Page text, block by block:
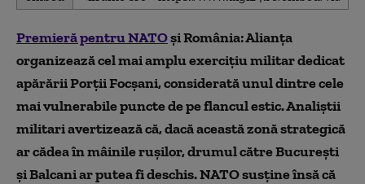
seconds
Premieră pentru NATOși România: Alianța
organizează cel mai amplu exercițiu militar dedicat
apărării Porții Focșani, considerată unul dintre cele
mai vulnerabile puncte de pe flancul estic. Analiștii
militari avertizează că, dacă această zonă strategică
ar cădea în mâinile rușilor, drumul către București
și Balcani ar putea fi deschis. NATO susține însă că